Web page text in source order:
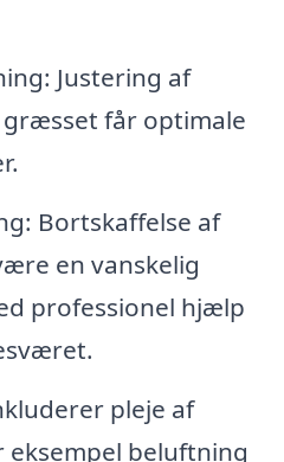
Justering af
får optimale
Bortskaffelse af
en vanskelig
professionel hjælp
pleje af
beluftning